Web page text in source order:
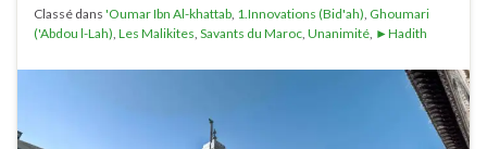
Classé dans 'Oumar Ibn Al-khattab 1.Innovations (Bid'ah) Ghoumari
('Abdou l-Lah) Les Malikites Savants du Maroc Unanimité ►Hadith